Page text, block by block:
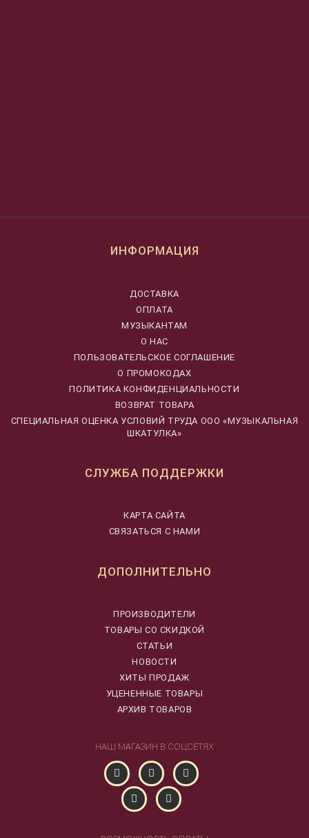
ИНФОРМАЦИЯ
ДОСТАВКА
ОПЛАТА
МУЗЫКАНТАМ
О НАС
ПОЛЬЗОВАТЕЛЬСКОЕ СОГЛАШЕНИЕ
О ПРОМОКОДАХ
ПОЛИТИКА КОНФИДЕНЦИАЛЬНОСТИ
ВОЗВРАТ ТОВАРА
CПЕЦИАЛЬНАЯ ОЦЕНКА УСЛОВИЙ ТРУДА ООО «МУЗЫКАЛЬНАЯ
ШКАТУЛКА»
СЛУЖБА ПОДДЕРЖКИ
КАРТА САЙТА
СВЯЗАТЬСЯ С НАМИ
ДОПОЛНИТЕЛЬНО
ПРОИЗВОДИТЕЛИ
ТОВАРЫ СО СКИДКОЙ
СТАТЬИ
НОВОСТИ
ХИТЫ ПРОДАЖ
УЦЕНЕННЫЕ ТОВАРЫ
АРХИВ ТОВАРОВ
НАШ МАГАЗИН В СОЦСЕТЯХ